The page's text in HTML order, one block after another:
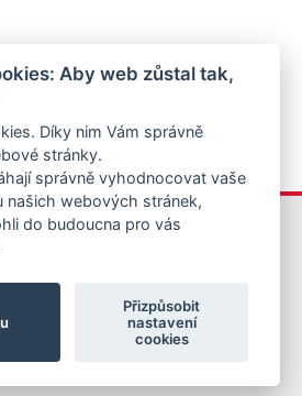
Aby web zůstal tak,
Díky nim Vám správně
stránky.
správně vyhodnocovat vaše
našich webových stránek,
do budoucna pro vás
Přizpůsobit
nastavení
cookies